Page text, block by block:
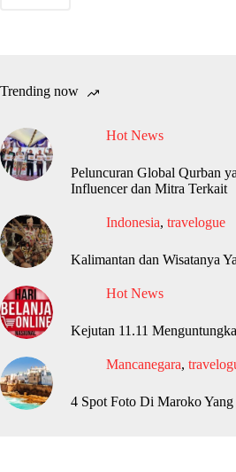
Trending now
Hot News
Peluncuran Global Qurban
Influencer dan Mitra Terkait
Indonesia, travelogue
Kalimantan dan Wisatanya
Hot News
Kejutan 11.11
Mancanegara,
4 Spot Foto Di Maroko Yang